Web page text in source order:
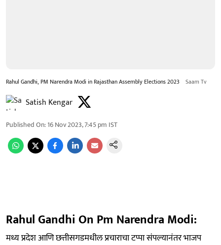
Rahul Gandhi, PM Narendra Modi in Rajasthan Assembly Elections 2023 Saam Tv
Satish Kengar
Published On:16 Nov 2023, 7:45 pm IST
Rahul Gandhi On Pm Narendra Modi:
मध्य प्रदेश आणि छत्तीसगडमधील प्रचाराचा टप्पा संपल्यानंतर भाजप